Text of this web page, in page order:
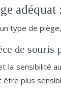
type de
de souris
la sensibilité
être plus